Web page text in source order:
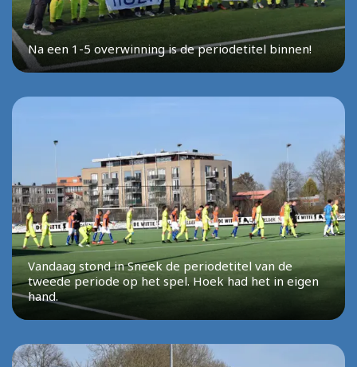
Na een 1-5 overwinning is de periodetitel binnen!
Vandaag stond in Sneek de periodetitel van de
tweede periode op het spel. Hoek had het in eigen
hand.